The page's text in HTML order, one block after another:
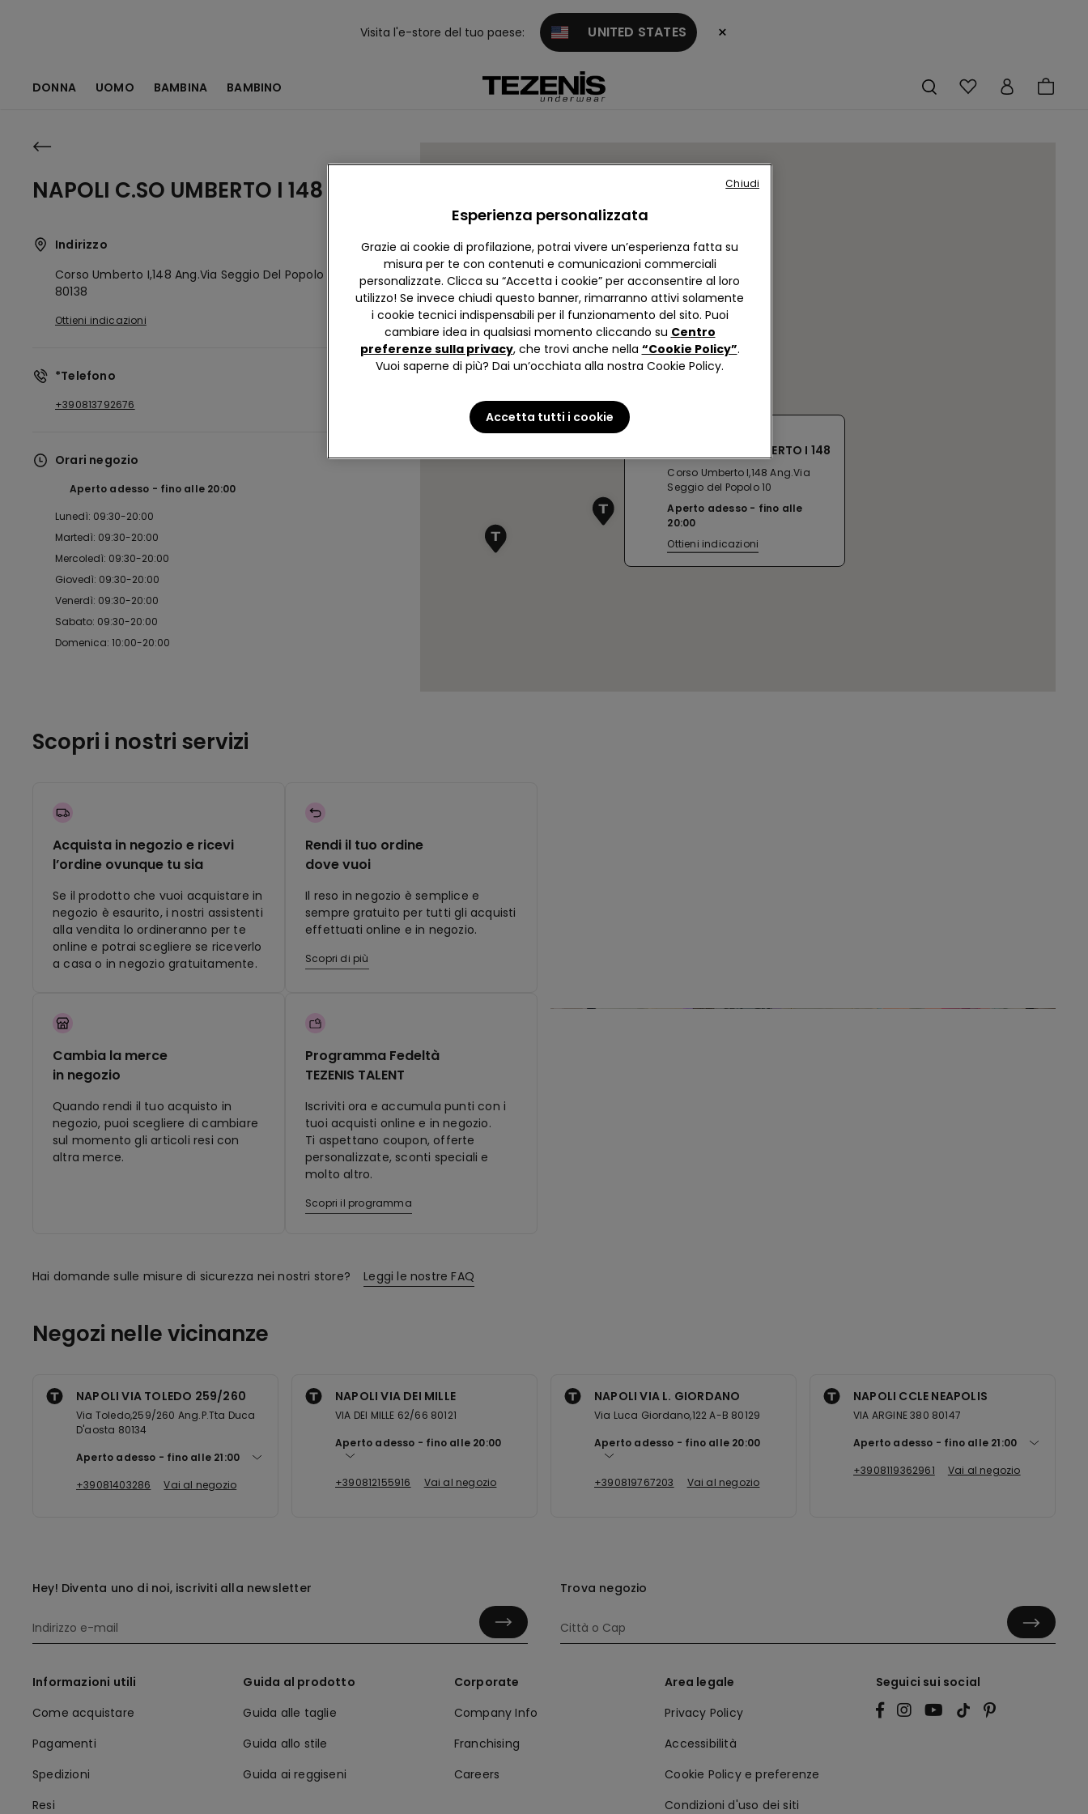
Visita l'e-store del tuo paese: UNITED STATES ×
DONNA UOMO BAMBINA BAMBINO
NAPOLI C.SO UMBERTO I 148
Indirizzo
Corso Umberto I,148 Ang.via Seggio Del Popolo 10
Napoli, IT
80138
Ottieni indicazioni
*Telefono
+390813792676
Orari negozio
Aperto adesso fino alle 20:00
Lunedì: 09:30-20:00
Martedì: 09:30-20:00
Mercoledì: 09:30-20:00
Giovedì: 09:30-20:00
Venerdì: 09:30-20:00
Sabato: 09:30-20:00
Domenica: 10:00-20:00
NAPOLI C.SO UMBERTO I 148
Corso Umberto I,148 Ang.Via
Seggio del Popolo 10
Aperto adesso
fino alle
20:00
Ottieni indicazioni
Scopri i nostri servizi
Acquista in negozio e ricevi
l’ordine ovunque tu sia
Se il prodotto che vuoi acquistare in
negozio è esaurito, i nostri assistenti
alla vendita lo ordineranno per te
online e potrai scegliere se riceverlo
a casa o in negozio gratuitamente.
Rendi il tuo ordine
dove vuoi
Il reso in negozio è semplice e
sempre gratuito per tutti gli acquisti
effettuati online e in negozio.
Scopri di più
Cambia la merce
in negozio
Quando rendi il tuo acquisto in
negozio, puoi scegliere di cambiare
sul momento gli articoli resi con
altra merce.
Programma Fedeltà
TEZENIS TALENT
Iscriviti ora e accumula punti con i
tuoi acquisti online e in negozio.
Ti aspettano coupon, offerte
personalizzate, sconti speciali e
molto altro.
Scopri il programma
Hai domande sulle misure di sicurezza nei nostri store? Leggi le nostre FAQ
Negozi nelle vicinanze
NAPOLI VIA TOLEDO 259/260
Via Toledo,259/260 Ang.P.Tta Duca
D'aosta 80134
Aperto adesso
fino alle 21:00
+39081403286
Vai al negozio
NAPOLI VIA DEI MILLE
VIA DEI MILLE 62/66 80121
Aperto adesso
fino alle 20:00
+390812155916 Vai al negozio
NAPOLI VIA L. GIORDANO
Via Luca Giordano,122 A-B 80129
Aperto adesso
fino alle 20:00
+390819767203 Vai al negozio
NAPOLI CCLE NEAPOLIS
VIA ARGINE 380 80147
Aperto adesso
fino alle 21:00
+3908119362961
Vai al negozio
Hey! Diventa uno di noi, iscriviti alla newsletter Trova negozio
Informazioni utili
Come acquistare
Pagamenti
Spedizioni
Resi
Guida al prodotto
Guida alle taglie
Guida allo stile
Guida ai reggiseni
Corporate
Company Info
Franchising
Careers
Area legale
Privacy Policy
Accessibilità
Cookie Policy e preferenze
Condizioni d'uso dei siti
Seguici sui social
Esperienza personalizzata
Grazie ai cookie di profilazione, potrai vivere un’esperienza fatta su
misura per te con contenuti e comunicazioni commerciali
personalizzate. Clicca su “Accetta i cookie” per acconsentire al loro
utilizzo! Se invece chiudi questo banner, rimarranno attivi solamente
i cookie tecnici indispensabili per il funzionamento del sito. Puoi
cambiare idea in qualsiasi momento cliccando su Centro
preferenze sulla privacy, che trovi anche nella “Cookie Policy”.
Vuoi saperne di più? Dai un’occhiata alla nostra Cookie Policy.
Accetta tutti i cookie
Chiudi